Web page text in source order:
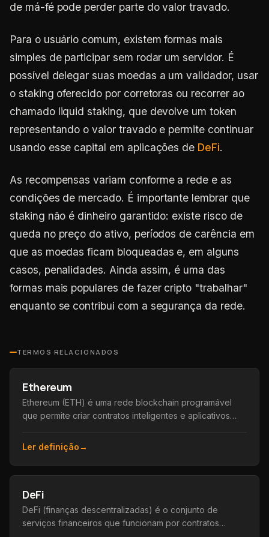
de má-fé pode perder parte do valor travado.
Para o usuário comum, existem formas mais
simples de participar sem rodar um servidor. É
possível delegar suas moedas a um validador, usar
o staking oferecido por corretoras ou recorrer ao
chamado liquid staking, que devolve um token
representando o valor travado e permite continuar
usando esse capital em aplicações de DeFi.
As recompensas variam conforme a rede e as
condições de mercado. É importante lembrar que
staking não é dinheiro garantido: existe risco de
queda no preço do ativo, períodos de carência em
que as moedas ficam bloqueadas e, em alguns
casos, penalidades. Ainda assim, é uma das
formas mais populares de fazer cripto "trabalhar"
enquanto se contribui com a segurança da rede.
TERMOS RELACIONADOS
Ethereum
Ethereum (ETH) é uma rede blockchain programável
que permite criar contratos inteligentes e aplicativos
Ler definição→
DeFi
DeFi (finanças descentralizadas) é o conjunto de
serviços financeiros que funcionam por contratos